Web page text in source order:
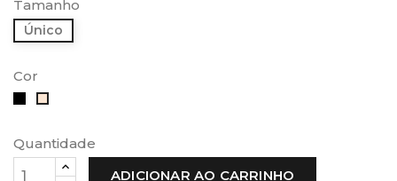
Tamanho
Único
Cor
PretoBege
Quantidade
ADICIONAR AO CARRINHO